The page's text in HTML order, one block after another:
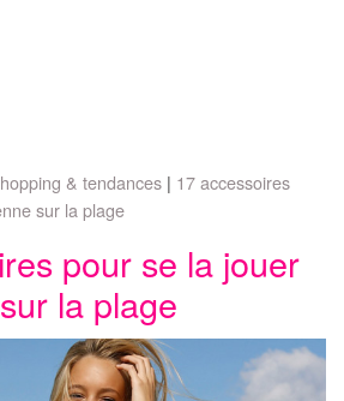
& tendances
17 accessoires
sur la plage
pour se la jouer
la plage